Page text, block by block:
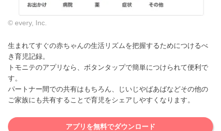
© every, Inc.
生まれてすぐの赤ちゃんの生活リズムを把握するためにつけるべ
き育児記録。
トモニテのアプリなら、ボタンタップで簡単につけられて便利で
す。
パートナー間での共有はもちろん、じいじやばあばなどその他の
ご家族にも共有することで育児をシェアしやすくなります。
アプリを無料でダウンロード